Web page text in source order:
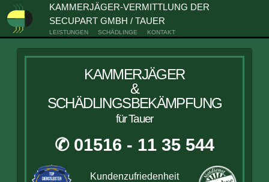
KAMMERJÄGER-VERMITTLUNG DER
SECUPART GMBH / TAUER
LEISTUNGEN SCHÄDLINGE KONTAKT
KAMMERJÄGER
&
SCHÄDLINGSBEKÄMPFUNG
für Tauer
✆ 01516 - 11 35 544
Kundenzufriedenheit